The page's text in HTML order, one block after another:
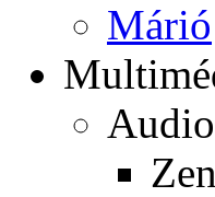
Márió